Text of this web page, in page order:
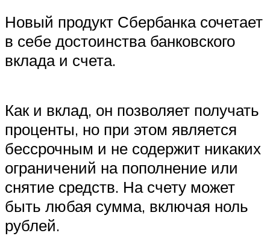
Новый продукт Сбербанка сочетает
в себе достоинства банковского
вклада и счета.
Как и вклад, он позволяет получать
проценты, но при этом является
бессрочным и не содержит никаких
ограничений на пополнение или
снятие средств. На счету может
быть любая сумма, включая ноль
рублей.